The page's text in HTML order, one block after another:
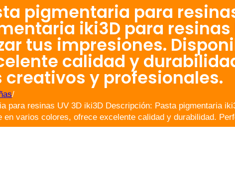
pigmentaria para
iki3D para resinas
tus impresiones.
calidad y
creativos y profesionales.
/
para resinas UV 3D iki3D Descripción: Pasta pigmentaria
en varios colores, ofrece excelente calidad y durabilidad.